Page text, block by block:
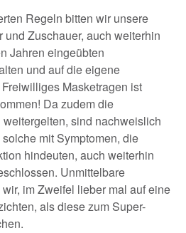
Regeln bitten wir unsere
und Zuschauer, auch weiterhin
Jahren eingeübten
und auf die eigene
Masketragen ist
Da zudem die
sind nachweislich
mit Symptomen, die
hindeuten, auch weiterhin
Unmittelbare
im Zweifel lieber mal auf eine
als diese zum Super-